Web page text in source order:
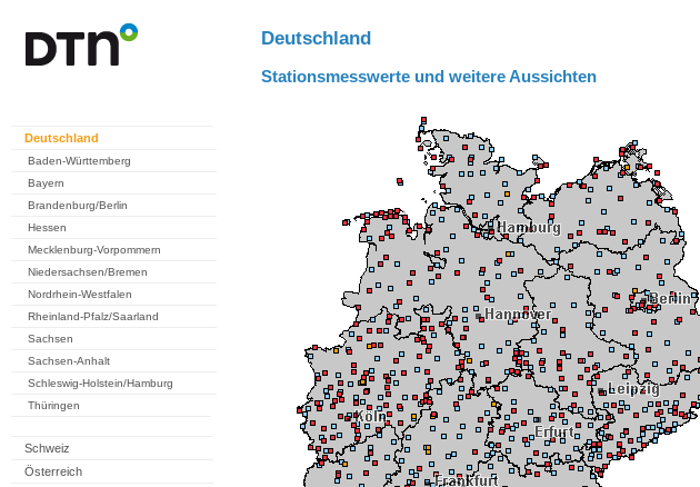
Deutschland
Baden-Württemberg
Bayern
Brandenburg/Berlin
Hessen
Mecklenburg-Vorpommern
Niedersachsen/Bremen
Nordrhein-Westfalen
Rheinland-Pfalz/Saarland
Sachsen
Sachsen-Anhalt
Schleswig-Holstein/Hamburg
Thüringen
Schweiz
Österreich
Deutschland
Stationsmesswerte und weitere Aussichten